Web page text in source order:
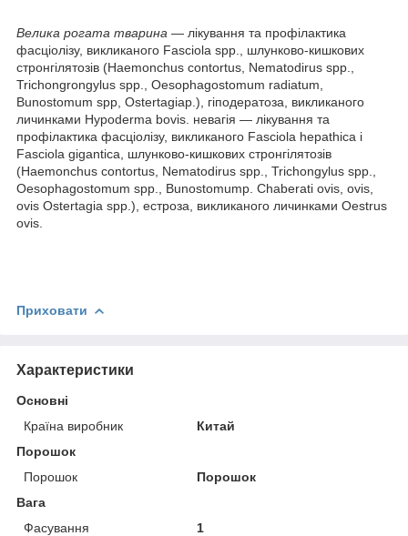
Велика рогата тварина — лікування та профілактика
фасціолізу, викликаного Fasciola spp., шлунково-кишкових
стронгілятозів (Haemonchus contortus, Nematodirus spp.,
Trichongrongylus spp., Oesophagostomum radiatum,
Bunostomum spp, Ostertagiap.), гіподератоза, викликаного
личинками Hypoderma bovis. невагія — лікування та
профілактика фасціолізу, викликаного Fasciola hepathica і
Fasciola gigantica, шлунково-кишкових стронгілятозів
(Haemonchus contortus, Nematodirus spp., Trichongylus spp.,
Oesophagostomum spp., Bunostomump. Chaberati ovis, ovis,
ovis Ostertagia spp.), естроза, викликаного личинками Oestrus
ovis.
Приховати
Характеристики
Основні
Країна виробник
Китай
Порошок
Порошок
Порошок
Вага
Фасування
1